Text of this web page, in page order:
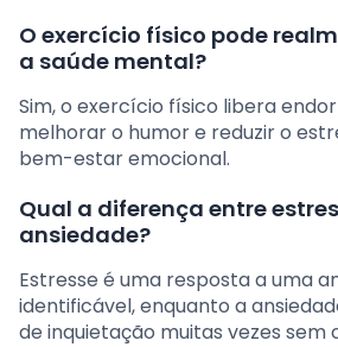
O exercício físico pode
a saúde mental?
Sim, o exercício físico libera
melhorar o humor e reduzir o
bem-estar emocional.
Qual a diferença entre
ansiedade?
Estresse é uma resposta a uma
identificável, enquanto a
de inquietação muitas vezes sem